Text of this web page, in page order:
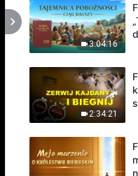
3:04:16
2:34:21